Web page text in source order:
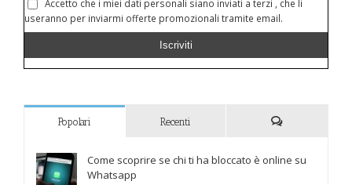
Accetto che i miei dati personali siano inviati a terzi , che li
useranno per inviarmi offerte promozionali tramite email.
Popolari Recenti
Come scoprire se chi ti ha bloccato è online su
Whatsapp